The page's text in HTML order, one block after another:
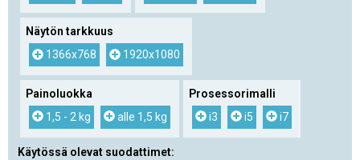
Näytön tarkkuus
1366x768
1920x1080
Painoluokka
1,5 - 2 kg
alle 1,5 kg
Prosessorimalli
i3
i5 i7
Käytössä olevat suodattimet: